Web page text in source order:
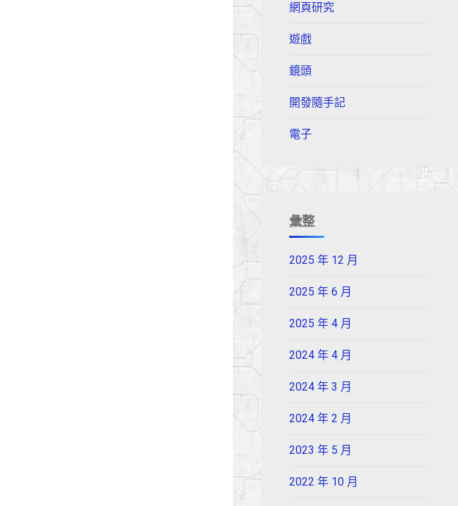
網頁研究
遊戲
鏡頭
開發隨手記
電子
彙整
2025 年 12 月
2025 年 6 月
2025 年 4 月
2024 年 4 月
2024 年 3 月
2024 年 2 月
2023 年 5 月
2022 年 10 月